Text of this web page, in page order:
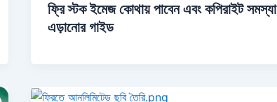
ফ্রি স্টক ইমেজ কোথায় পাবেন এবং কপিরাইট সমস্যা
এড়ানোর গাইড